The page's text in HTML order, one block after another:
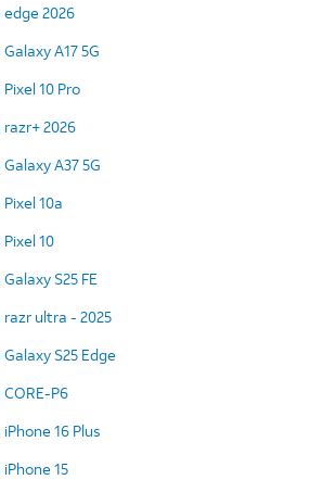
edge 2026
A17 5G
10 Pro
razr+ 2026
A37 5G
10a
10
S25 FE
razr ultra - 2025
S25 Edge
P6
16 Plus
15